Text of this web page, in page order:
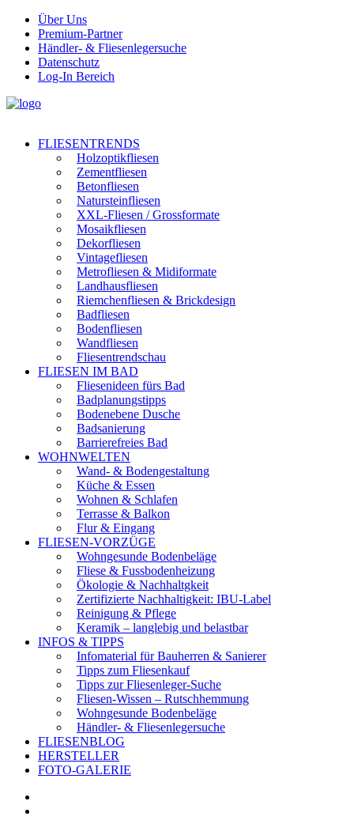
Über Uns
Premium-Partner
Händler- & Fliesenlegersuche
Datenschutz
Log-In Bereich
FLIESENTRENDS
Holzoptikfliesen
Zementfliesen
Betonfliesen
Natursteinfliesen
XXL-Fliesen / Grossformate
Mosaikfliesen
Dekorfliesen
Vintagefliesen
Metrofliesen & Midiformate
Landhausfliesen
Riemchenfliesen & Brickdesign
Badfliesen
Bodenfliesen
Wandfliesen
Fliesentrendschau
FLIESEN IM BAD
Fliesenideen fürs Bad
Badplanungstipps
Bodenebene Dusche
Badsanierung
Barrierefreies Bad
WOHNWELTEN
Wand- & Bodengestaltung
Küche & Essen
Wohnen & Schlafen
Terrasse & Balkon
Flur & Eingang
FLIESEN-VORZÜGE
Wohngesunde Bodenbeläge
Fliese & Fussbodenheizung
Ökologie & Nachhaltgkeit
Zertifizierte Nachhaltigkeit: IBU-Label
Reinigung & Pflege
Keramik – langlebig und belastbar
INFOS & TIPPS
Infomaterial für Bauherren & Sanierer
Tipps zum Fliesenkauf
Tipps zur Fliesenleger-Suche
Fliesen-Wissen – Rutschhemmung
Wohngesunde Bodenbeläge
Händler- & Fliesenlegersuche
FLIESENBLOG
HERSTELLER
FOTO-GALERIE